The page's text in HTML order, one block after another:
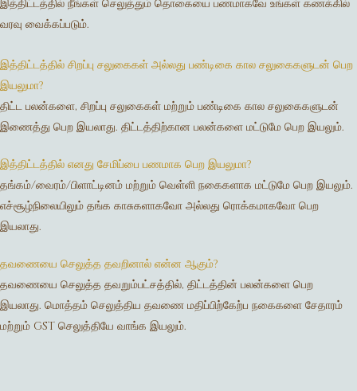
இத்திட்டத்தில் நீங்கள் செலுத்தும் தொகையை பணமாகவே உங்கள் கணக்கில்
வரவு வைக்கப்படும்.
இத்திட்டத்தில் சிறப்பு சலுகைகள் அல்லது பண்டிகை கால சலுகைகளுடன் பெற
இயலுமா?
திட்ட பலன்களை, சிறப்பு சலுகைகள் மற்றும் பண்டிகை கால சலுகைகளுடன்
இணைத்து பெற இயலாது. திட்டத்திற்கான பலன்களை மட்டுமே பெற இயலும்.
இத்திட்டத்தில் எனது சேமிப்பை பணமாக பெற இயலுமா?
தங்கம்/வைரம்/பிளாட்டினம் மற்றும் வெள்ளி நகைகளாக மட்டுமே பெற இயலும்.
எச்சூழ்நிலையிலும் தங்க காசுகளாகவோ அல்லது ரொக்கமாகவோ பெற
இயலாது.
தவணையை செலுத்த தவறினால் என்ன ஆகும்?
தவணையை செலுத்த தவறும்பட்சத்தில், திட்டத்தின் பலன்களை பெற
இயலாது. மொத்தம் செலுத்திய தவணை மதிப்பிற்கேற்ப நகைகளை சேதாரம்
மற்றும் GST செலுத்தியே வாங்க இயலும்.
Gold
Bangles
Earrings
Bracelets
Harams
Mattal
Watches
Men
Rings
Watches
Coins
Home Essentials
Silver
Contact us